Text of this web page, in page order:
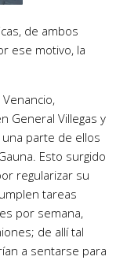
de ambos
ese motivo, la
General Villegas y
parte de ellos
Esto surgido
regularizar su
tareas
por semana,
de allí tal
a sentarse para